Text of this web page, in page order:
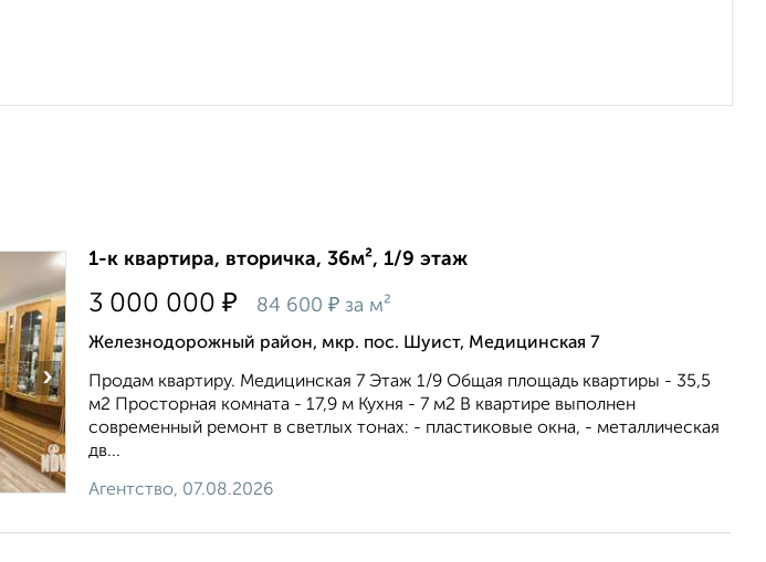
›
1-к квартира, вторичка, 36м², 1/9 этаж
3 000 000 ₽ 84 600 ₽ за м²
Железнодорожный район, мкр. пос. Шуист, Медицинская 7
Продам квартиру. Медицинская 7 Этаж 1/9 Общая площадь квартиры - 35,5
м2 Просторная комната - 17,9 м Кухня - 7 м2 В квартире выполнен
современный ремонт в светлых тонах: - пластиковые окна, - металлическая
дв...
Агентство, 07.08.2026